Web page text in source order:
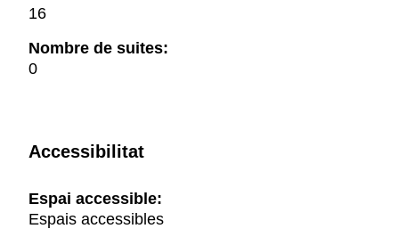
16
Nombre de suites:
0
Accessibilitat
Espai accessible:
Espais accessibles